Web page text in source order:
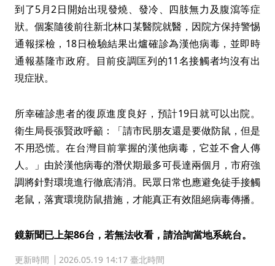
到了5月2日開始出現發燒、發冷、四肢無力及腹瀉等症
狀。個案隨後前往新北林口某醫院就醫，因院方保持警惕
通報採檢，18日檢驗結果出爐確診為漢他病毒，並即時
通報基隆市政府。目前疫調匡列的11名接觸者均沒有出
現症狀。
所幸確診患者的復原進度良好，預計19日就可以出院。
衛生局長張賢政呼籲：「請市民朋友還是要做防鼠，但是
不用恐慌。在台灣目前掌握的漢他病毒，它並不會人傳
人。」由於漢他病毒的潛伏期最多可長達兩個月，市府強
調將針對環境進行徹底清消。民眾日常也應避免徒手接觸
老鼠，落實環境防鼠措施，才能真正有效阻絕病毒傳播。
鏡新聞已上架86台，若無法收看，請洽詢當地系統台。
更新時間 2026.05.19 14:17 臺北時間